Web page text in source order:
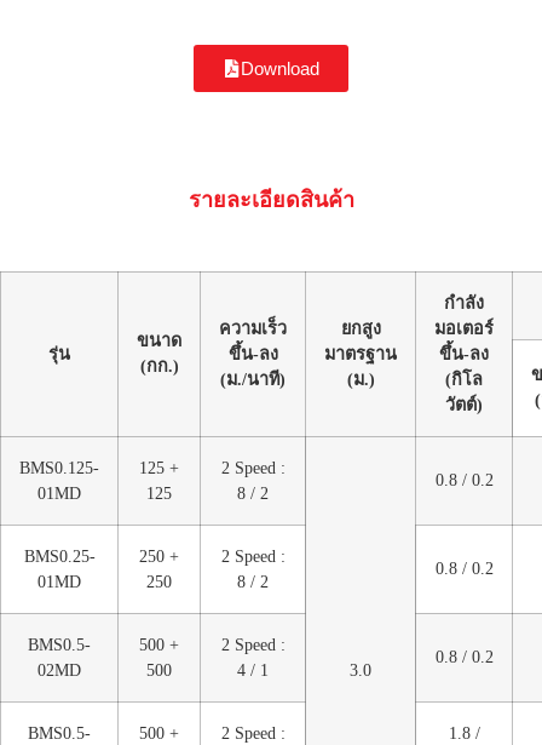
Download
รายละเอียดสินค้า
รุ่น
ขนาด
(กก.)
ความเร็ว
ขึ้น-ลง
(ม./นาที)
ยกสูง
มาตรฐาน
(ม.)
กำลัง
มอเตอร์
ขึ้น-ลง
(กิโล
วัตต์)
BMS0.125-
01MD
125 +
125
2 Speed :
8 / 2
3.0
0.8 / 0.2
BMS0.25-
01MD
250 +
250
2 Speed :
8 / 2
0.8 / 0.2
BMS0.5-
02MD
500 +
500
2 Speed :
4 / 1
0.8 / 0.2
BMS0.5-
500 +
2 Speed :
1.8 /